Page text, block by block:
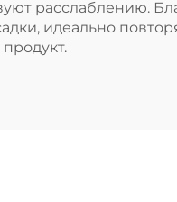
расслаблению.
идеально